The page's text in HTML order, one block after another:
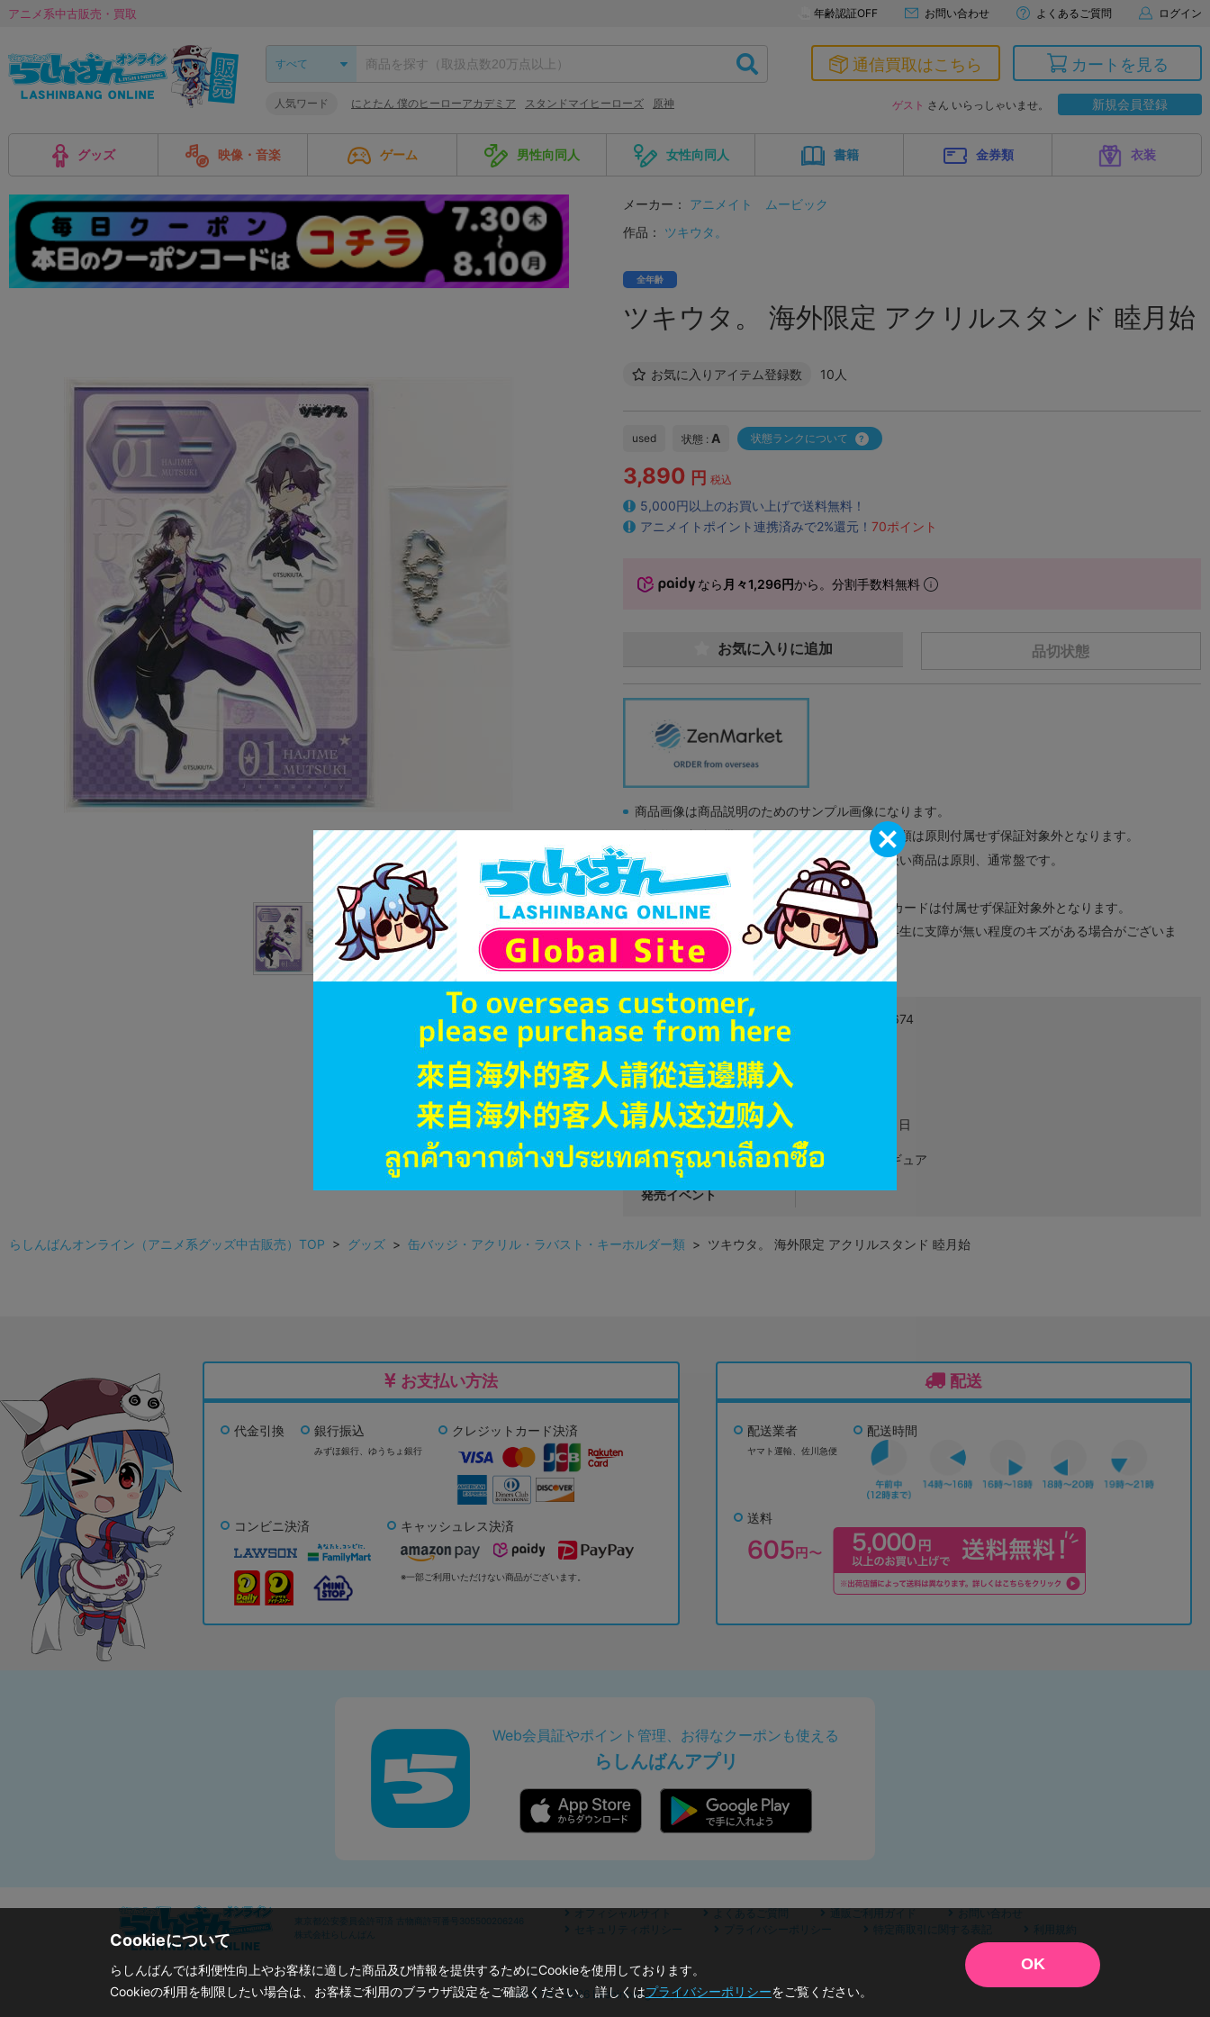
アニメ系中古販売・買取 年齢認証OFF お問い合わせ よくあるご質問 ログイン
人気ワード にとたん 僕のヒーローアカデミア スタンドマイヒーローズ 原神
通信買取はこちら カートを見る
ゲスト さん いらっしゃいませ。 新規会員登録
グッズ 映像・音楽 ゲーム 男性向同人 女性向同人 書籍 金券類 衣装
メーカー： アニメイト
ムービック
作品：
ツキウタ。
全年齢
ツキウタ。 海外限定 アクリルスタンド 睦月始
お気に入りアイテム登録数 10人
used 状態 : A 状態ランクについて
3,890 円 税込
5,000円以上のお買い上げで送料無料！
アニメイトポイント連携済みで2%還元！ 70ポイント
なら 月々1,296円から。分割手数料無料
品切状態
お気に入りに追加
商品画像は商品説明のためのサンプル画像になります。
販促物、書籍の帯やぬいぐるみのタグ、コード類は原則付属せず保証対象外となります。
商品名や備考欄に特別な記載が無い限り取り扱い商品は原則、通常盤です。
「電池」は原則として保証対象外となります。
ゲーム機本体には、SDカードなどのメモリーカードは付属せず保証対象外となります。
ディスク類の読み取り面のキズに関しまして再生に支障が無い程度のキズがある場合がございま
す。
※詳細につきましてはコチラ
JANコード 2900016007674
商品カテゴリ
発売日 2019年07月01日
種別 アクリルフィギュア
発売イベント
らしんばんオンライン（アニメ系グッズ中古販売）TOP > グッズ > 缶バッジ・アクリル・ラバスト・キーホルダー類 > ツキウタ。 海外限定 アクリルスタンド 睦月始
お支払い方法
代金引換 銀行振込
みずほ銀行、 ゆうちょ銀行
クレジットカード決済
コンビニ決済 キャッシュレス決済
※一部ご利用いただけない商品がございます。
配送
配送業者
ヤマト運輸、佐川急便
配送時間
送料
Web会員証やポイント管理、お得なクーポンも使える
らしんばんアプリ
東京都公安委員会許可済 古物商許可番号305500206246
オフィシャルサイト よくあるご質問 通販ご利用ガイド
お問い合わせ
セキュリティポリシー
プライバシーポリシー 特定商取引に関する表記 利用規約
©2019 - 2026 Lashinbang Co.,Ltd.
Cookieについて
らしんばんでは利便性向上やお客様に適した商品及び情報を提供するためにCookieを使用しております。
Cookieの利用を制限したい場合は、お客様ご利用のブラウザ設定をご確認ください。 詳しくはプライバシーポリシーをご覧ください。
OK